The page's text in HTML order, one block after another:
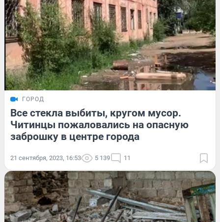
ГОРОД
Все стекла выбиты, кругом мусор.
Читинцы пожаловались на опасную
заброшку в центре города
21 сентября, 2023, 16:53 5 139 11